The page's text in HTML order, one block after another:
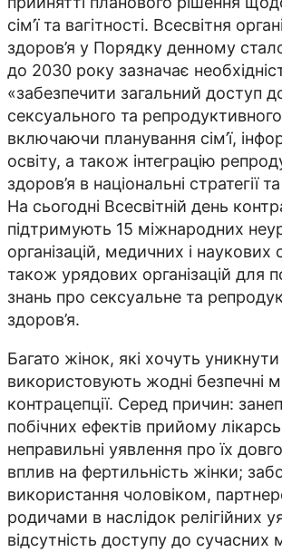
сім’ї та вагітності. Всесвітня
здоров’я у Порядку денному
до 2030 року зазначає
«забезпечити загальний доступ
сексуального та
включаючи планування сім’ї,
освіту, а також інтеграцію
здоров’я в національні стратегії
На сьогодні Всесвітній день
підтримують 15 міжнародних
організацій, медичних і наукових
також урядових організацій для
знань про сексуальне та
здоров’я.
Багато жінок, які хочуть уникнути
використовують жодні безпечні
контрацепції. Серед причин:
побічних ефектів прийому
неправильні уявлення про їх
вплив на фертильність жінки;
використання чоловіком,
родичами в наслідок релігійних
відсутність доступу до сучасних